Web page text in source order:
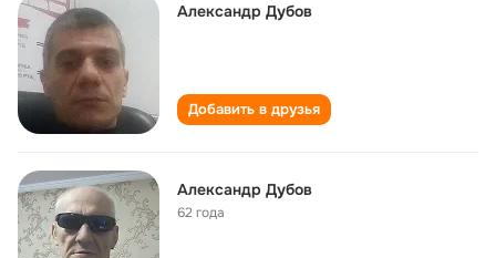
Александр Дубов
Добавить в друзья
Александр Дубов
62 года